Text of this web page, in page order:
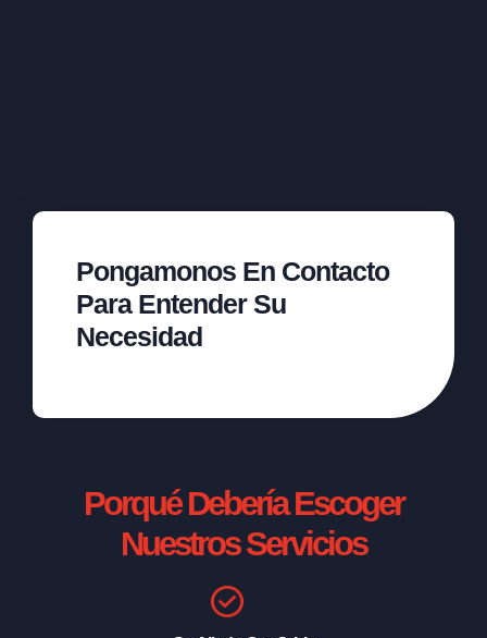
Pongamonos En Contacto
Para Entender Su
Necesidad
Porqué Debería Escoger
Nuestros Servicios